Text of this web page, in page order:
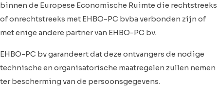
binnen de Europese Economische Ruimte die rechtstreeks
of onrechtstreeks met EHBO-PC bvba verbonden zijn of
met enige andere partner van EHBO-PC bv.
EHBO-PC bv garandeert dat deze ontvangers de nodige
technische en organisatorische maatregelen zullen nemen
ter bescherming van de persoonsgegevens.